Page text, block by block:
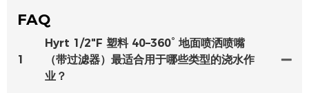
FAQ
1
Hyrt 1/2"F 塑料 40–360° 地面喷洒喷嘴
（带过滤器）最适合用于哪些类型的浇水作
业？